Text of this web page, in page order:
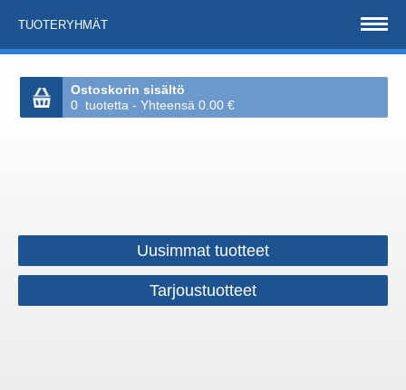
TUOTERYHMÄT
Ostoskorin sisältö
0 tuotetta - Yhteensä 0.00 €
Uusimmat tuotteet
Tarjoustuotteet